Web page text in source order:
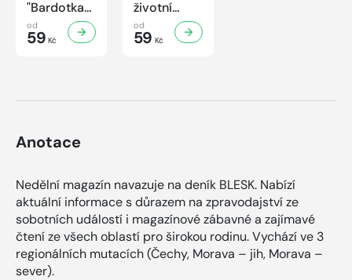
"Bardotka"
Jana
Brejchová
Mezi slávou
od
59 Kč
životní
příběh
sympaťáka
českého
od
59 Kč
Anotace
Nedělní magazín navazuje na deník BLESK. Nabízí
aktuální informace s důrazem na zpravodajství ze
sobotních událostí i magazínové zábavné a zajímavé
čtení ze všech oblastí pro širokou rodinu. Vychází ve 3
regionálních mutacích (Čechy, Morava – jih, Morava –
sever).